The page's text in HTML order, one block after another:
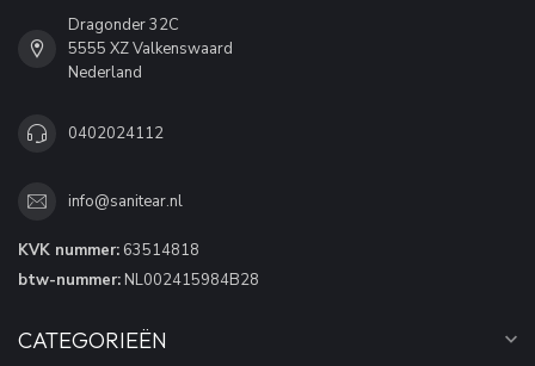
Dragonder 32C
5555 XZ Valkenswaard
Nederland
0402024112
info@sanitear.nl
KVK nummer: 63514818
btw-nummer: NL002415984B28
CATEGORIEËN